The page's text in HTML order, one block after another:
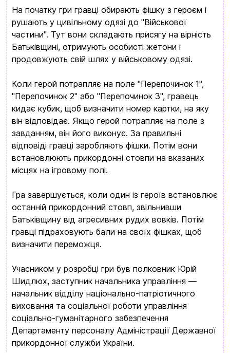
На початку гри гравці обирають фішку з героєм і
рушають у цивільному одязі до "Військової
частини". Тут вони складають присягу на вірність
Батьківщині, отримують особисті жетони і
продовжують свій шлях у військовому одязі.
Коли герой потрапляє на поле "Перепочинок 1",
"Перепочинок 2" або "Перепочинок 3", гравець
кидає кубик, щоб визначити номер картки, на яку
він відповідає. Якщо герой потрапляє на поле з
завданням, він його виконує. За правильні
відповіді гравці заробляють фішки. Потім вони
встановлюють прикордонні стовпи на вказаних
місцях на ігровому полі.
Гра завершується, коли один із героїв встановлює
останній прикордонний стовп, звільнивши
Батьківщину від агресивних рудих вовків. Потім
гравці підраховують бали на своїх фішках, щоб
визначити переможця.
Учасником у розробці гри був полковник Юрій
Шидлюх, заступник начальника управління —
начальник відділу національно-патріотичного
виховання та соціальної роботи управління
соціально-гуманітарного забезпечення
Департаменту персоналу Адміністрації Державної
прикордонної служби України.
Бренды
Доставка и оплата
Новости и статьи
Возврат и обмен товаров
Политика конфиденциальности
Контакты
+380996393746
+380634324164
Заказать звонок
kubix.boardgames@gmail.com
Язык сайта:
UAㅤ RU
Ваша корзина сейчас пуста
Просмотрите ассортимент нашего магазина и
вы обязательно найдете что-нибудь
интересное